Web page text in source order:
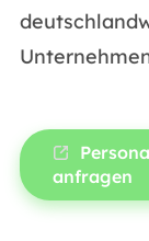
anfragen